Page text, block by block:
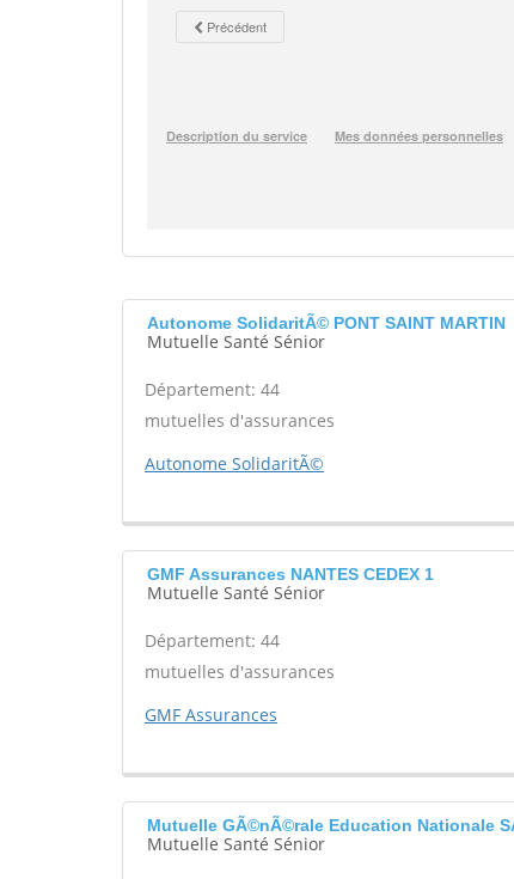
Autonome SolidaritÃ© PONT SAINT MARTIN
Mutuelle Santé Sénior
Département: 44
mutuelles d'assurances
Autonome SolidaritÃ©
GMF Assurances NANTES CEDEX 1
Mutuelle Santé Sénior
Département: 44
mutuelles d'assurances
GMF Assurances
Mutuelle GÃ©nÃ©rale Education Nationale
Mutuelle Santé Sénior